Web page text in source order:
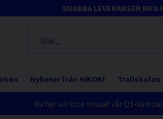
SNABBA LEVERANSER MED
Nyheter från HiKOKI Trallskolan
Du har väl inte missat vår Q3-